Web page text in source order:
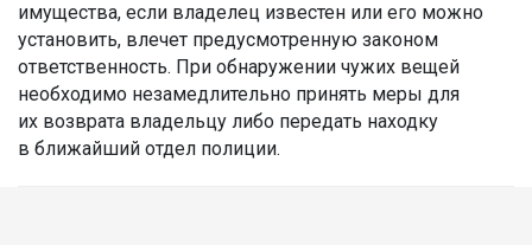
имущества, если владелец известен или его можно
установить, влечет предусмотренную законом
ответственность. При обнаружении чужих вещей
необходимо незамедлительно принять меры для
их возврата владельцу либо передать находку
в ближайший отдел полиции.